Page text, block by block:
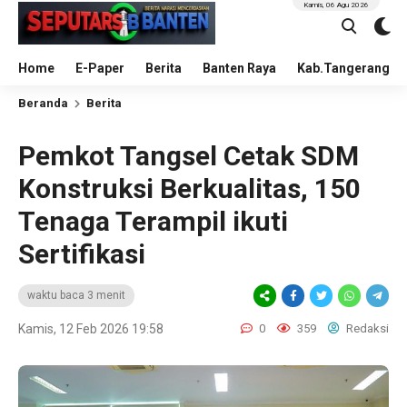
Home E-Paper Berita Banten Raya Kab.Tangerang
Kamis, 06 Agu 2026
Beranda Berita
Pemkot Tangsel Cetak SDM
Konstruksi Berkualitas, 150
Tenaga Terampil ikuti
Sertifikasi
waktu baca 3 menit
Kamis, 12 Feb 2026 19:58 0 359 Redaksi